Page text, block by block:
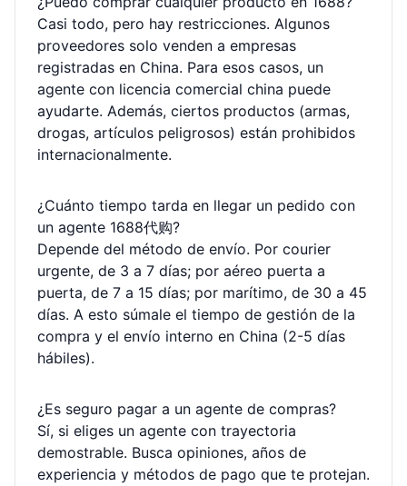
Casi todo, pero hay restricciones. Algunos
proveedores solo venden a empresas
registradas en China. Para esos casos, un
agente con licencia comercial china puede
ayudarte. Además, ciertos productos (armas,
drogas, artículos peligrosos) están prohibidos
internacionalmente.
¿Cuánto tiempo tarda en llegar un pedido con
un agente 1688代购?
Depende del método de envío. Por courier
urgente, de 3 a 7 días; por aéreo puerta a
puerta, de 7 a 15 días; por marítimo, de 30 a 45
días. A esto súmale el tiempo de gestión de la
compra y el envío interno en China (2-5 días
hábiles).
¿Es seguro pagar a un agente de compras?
Sí, si eliges un agente con trayectoria
demostrable. Busca opiniones, años de
experiencia y métodos de pago que te protejan.